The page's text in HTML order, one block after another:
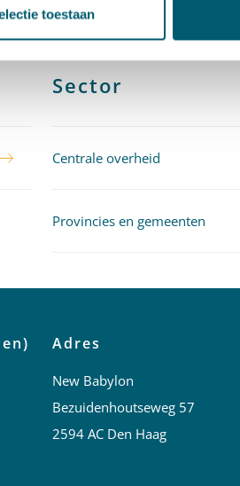
toestaan
Sector
Centrale overheid
Provincies en gemeenten
Adres
New Babylon
Bezuidenhoutseweg 57
2594 AC Den Haag